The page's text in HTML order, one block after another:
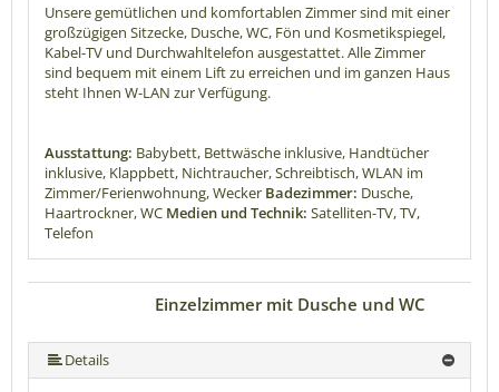
Unsere gemütlichen und komfortablen Zimmer sind mit einer
großzügigen Sitzecke, Dusche, WC, Fön und Kosmetikspiegel,
Kabel-TV und Durchwahltelefon ausgestattet. Alle Zimmer
sind bequem mit einem Lift zu erreichen und im ganzen Haus
steht Ihnen W-LAN zur Verfügung.
Ausstattung: Babybett, Bettwäsche inklusive, Handtücher
inklusive, Klappbett, Nichtraucher, Schreibtisch, WLAN im
Zimmer/Ferienwohnung, Wecker Badezimmer: Dusche,
Haartrockner, WC Medien und Technik: Satelliten-TV, TV,
Telefon
Einzelzimmer mit Dusche und WC
Details